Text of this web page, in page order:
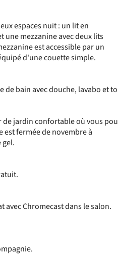
espaces nuit : un lit en
une mezzanine avec deux lits
est accessible par un
d'une couette simple.
de bain avec douche, lavabo et
jardin confortable où vous
est fermée de novembre à
gel.
avec Chromecast dans le salon.